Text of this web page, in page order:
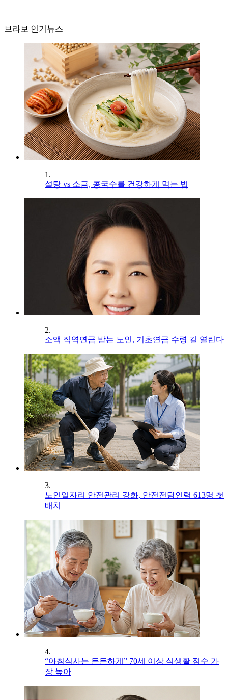
브라보 인기뉴스
1.
설탕 vs 소금, 콩국수를 건강하게 먹는 법
2.
소액 직역연금 받는 노인, 기초연금 수령 길 열린다
3.
노인일자리 안전관리 강화, 안전전담인력 613명 첫
배치
4.
“아침식사는 든든하게” 70세 이상 식생활 점수 가
장 높아